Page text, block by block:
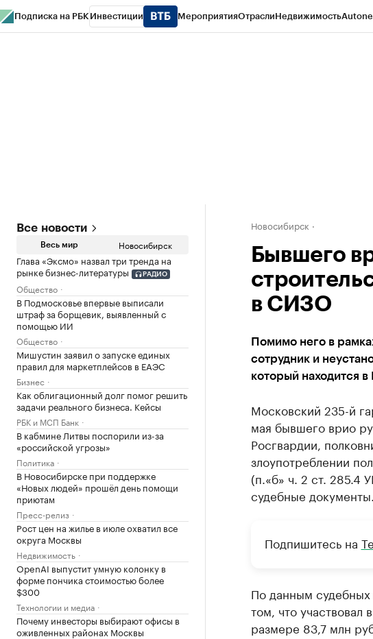
Подписка на РБК Инвестиции МероприятияОтраслиНедвижимость
Все новости
Весь мир Новосибирск
Глава «Эксмо» назвал три тренда на
рынке бизнес-литературы
РАДИО
Общество
В Подмосковье впервые выписали
штраф за борщевик, выявленный с
помощью ИИ
Общество
Мишустин заявил о запуске единых
правил для маркетплейсов в ЕАЭС
Бизнес
Как облигационный долг помог решить
задачи реального бизнеса. Кейсы
РБК и МСП Банк
В кабмине Литвы поспорили из-за
«российской угрозы»
Политика
В Новосибирске при поддержке
«Новых людей» прошёл день помощи
приютам
Пресс-релиз
Рост цен на жилье в июле охватил все
округа Москвы
Недвижимость
OpenAI выпустит умную колонку в
форме пончика стоимостью более
$300
Технологии и медиа
Почему инвесторы выбирают офисы в
оживленных районах Москвы
Новосибирск
Бывшего
в СИЗО
Помимо него в
сотрудник и
который находится
Московский 235-й
мая бывшего врио
Росгвардии,
злоупотреблении
(п.«б» ч. 2 ст. 285.4
судебные документы.
Подпишитесь на
По данным
том, что
размере 83,7 млн